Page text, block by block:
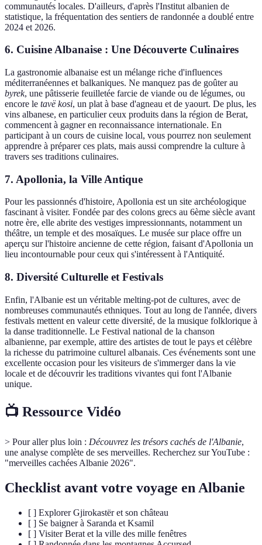
communautés locales. D'ailleurs, d'après l'Institut albanien de
statistique, la fréquentation des sentiers de randonnée a doublé entre
2024 et 2026.
6. Cuisine Albanaise : Une Découverte Culinaires
La gastronomie albanaise est un mélange riche d'influences
méditerranéennes et balkaniques. Ne manquez pas de goûter au
byrek, une pâtisserie feuilletée farcie de viande ou de légumes, ou
encore le tavë kosi, un plat à base d'agneau et de yaourt. De plus, les
vins albanese, en particulier ceux produits dans la région de Berat,
commencent à gagner en reconnaissance internationale. En
participant à un cours de cuisine local, vous pourrez non seulement
apprendre à préparer ces plats, mais aussi comprendre la culture à
travers ses traditions culinaires.
7. Apollonia, la Ville Antique
Pour les passionnés d'histoire, Apollonia est un site archéologique
fascinant à visiter. Fondée par des colons grecs au 6ème siècle avant
notre ère, elle abrite des vestiges impressionnants, notamment un
théâtre, un temple et des mosaïques. Le musée sur place offre un
aperçu sur l'histoire ancienne de cette région, faisant d'Apollonia un
lieu incontournable pour ceux qui s'intéressent à l'Antiquité.
8. Diversité Culturelle et Festivals
Enfin, l'Albanie est un véritable melting-pot de cultures, avec de
nombreuses communautés ethniques. Tout au long de l'année, divers
festivals mettent en valeur cette diversité, de la musique folklorique à
la danse traditionnelle. Le Festival national de la chanson
albanienne, par exemple, attire des artistes de tout le pays et célèbre
la richesse du patrimoine culturel albanais. Ces événements sont une
excellente occasion pour les visiteurs de s'immerger dans la vie
locale et de découvrir les traditions vivantes qui font l'Albanie
unique.
📺 Ressource Vidéo
> Pour aller plus loin : Découvrez les trésors cachés de l'Albanie,
une analyse complète de ses merveilles. Recherchez sur YouTube :
"merveilles cachées Albanie 2026".
Checklist avant votre voyage en Albanie
[ ] Explorer Gjirokastër et son château
[ ] Se baigner à Saranda et Ksamil
[ ] Visiter Berat et la ville des mille fenêtres